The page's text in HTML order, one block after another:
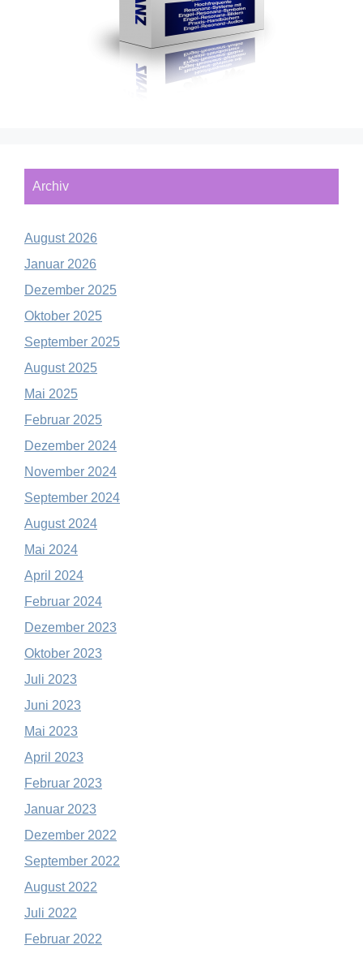
Archiv
August 2026
Januar 2026
Dezember 2025
Oktober 2025
September 2025
August 2025
Mai 2025
Februar 2025
Dezember 2024
November 2024
September 2024
August 2024
Mai 2024
April 2024
Februar 2024
Dezember 2023
Oktober 2023
Juli 2023
Juni 2023
Mai 2023
April 2023
Februar 2023
Januar 2023
Dezember 2022
September 2022
August 2022
Juli 2022
Februar 2022